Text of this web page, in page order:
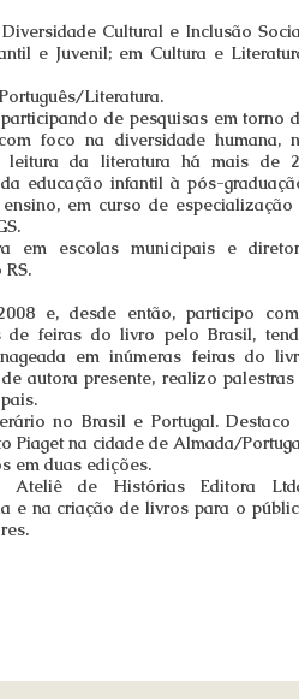
Cultural e Inclusão
e Juvenil; em Cultura e
Literatura.
de pesquisas em torno
foco na diversidade humana,
da literatura há mais de
educação infantil à pós-
em curso de especialização
em escolas municipais e
e, desde então, participo
de feiras do livro pelo Brasil,
em inúmeras feiras do
autora presente, realizo palestras
no Brasil e Portugal. Destaco
Piaget na cidade de Almada/
em duas edições.
Ateliê de Histórias Editora
e na criação de livros para o